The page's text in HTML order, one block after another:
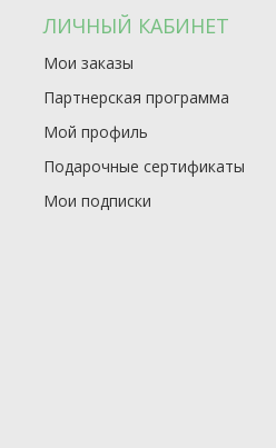
ЛИЧНЫЙ КАБИНЕТ
Мои заказы
Партнерская программа
Мой профиль
Подарочные сертификаты
Мои подписки